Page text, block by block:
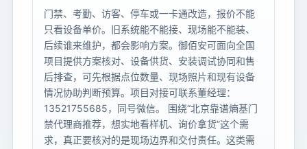
门禁、考勤、访客、停车或一卡通改造，报价不能
只看设备单价。旧系统能不能接、现场能不能装、
后续谁来维护，都会影响方案。御佰安可面向全国
项目提供方案核对、设备供货、安装调试协同和售
后排查，可先根据点位数量、现场照片和现有设备
情况协助判断预算。项目对接可联系董经理：
13521755685，同号微信。 围绕“北京靠谱熵基门
禁代理商推荐，想实地看样机、询价拿货”这个需
求，真正要核对的是现场边界和交付责任。这类需